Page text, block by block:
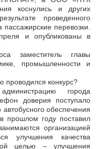
коснулись и других
проведенного
перевозки.
и опубликованы в
заместитель главы
промышленности и
проводился конкурс?
города
доверия поступало
обеспечения
прошлом году поставил
организацией
улучшения качества
целью – улучшения